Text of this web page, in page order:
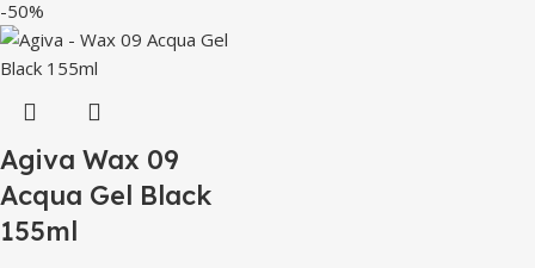
-50%
Agiva Wax 09
Acqua Gel Black
155ml